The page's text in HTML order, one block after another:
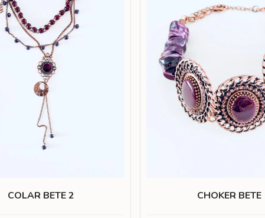
COLAR BETE 2 CHOKER BETE